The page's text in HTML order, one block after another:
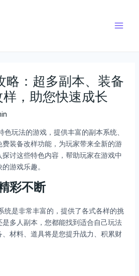
略：超多副本、装备
，助您快速成长
色玩法的游戏，提供丰富的副本系统、
装备改样功能，为玩家带来全新的游
讨这些特色内容，帮助玩家在游戏中
游戏乐趣。
彩不断
统是非常丰富的，提供了各式各样的挑
多人副本，您都能找到适合自己玩法
材料、道具将是您提升战力、积累财